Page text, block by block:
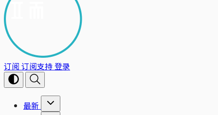
订阅 订阅支持登录
最新